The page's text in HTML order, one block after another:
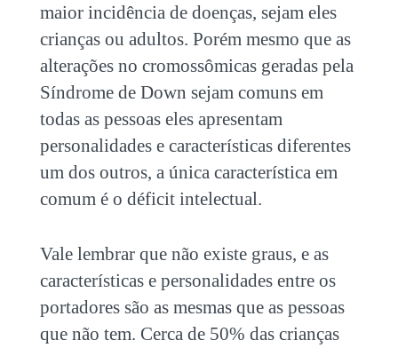
maior incidência de doenças, sejam eles
crianças ou adultos. Porém mesmo que as
alterações no cromossômicas geradas pela
Síndrome de Down sejam comuns em
todas as pessoas eles apresentam
personalidades e características diferentes
um dos outros, a única característica em
comum é o déficit intelectual.
Vale lembrar que não existe graus, e as
características e personalidades entre os
portadores são as mesmas que as pessoas
que não tem. Cerca de 50% das crianças